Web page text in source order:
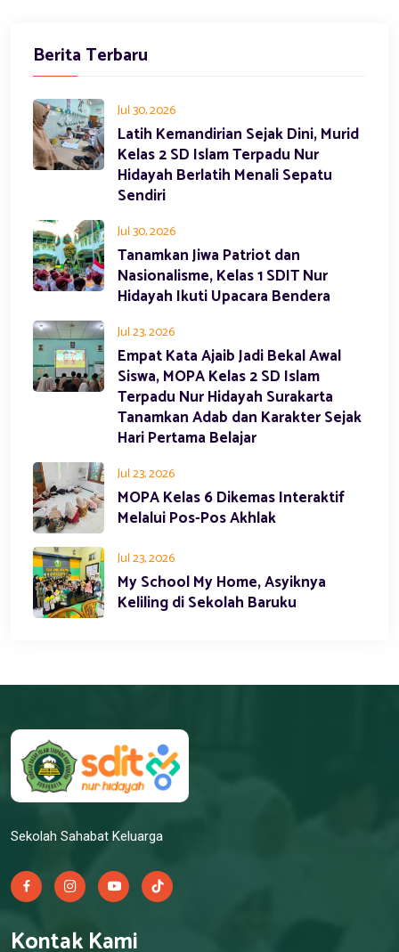
Berita Terbaru
Jul 30, 2026
Latih Kemandirian Sejak Dini, Murid
Kelas 2 SD Islam Terpadu Nur
Hidayah Berlatih Menali Sepatu
Sendiri
Jul 30, 2026
Tanamkan Jiwa Patriot dan
Nasionalisme, Kelas 1 SDIT Nur
Hidayah Ikuti Upacara Bendera
Jul 23, 2026
Empat Kata Ajaib Jadi Bekal Awal
Siswa, MOPA Kelas 2 SD Islam
Terpadu Nur Hidayah Surakarta
Tanamkan Adab dan Karakter Sejak
Hari Pertama Belajar
Jul 23, 2026
MOPA Kelas 6 Dikemas Interaktif
Melalui Pos-Pos Akhlak
Jul 23, 2026
My School My Home, Asyiknya
Keliling di Sekolah Baruku
Sekolah Sahabat Keluarga
Kontak Kami